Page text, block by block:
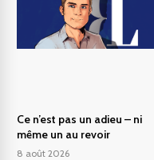
Ce n’est pas un adieu – ni
même un au revoir
8 août 2026